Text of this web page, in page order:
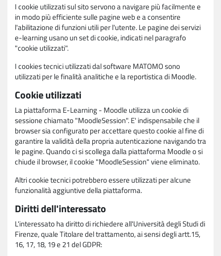
I cookie utilizzati sul sito servono a navigare più facilmente e
in modo più efficiente sulle pagine web e a consentire
l'abilitazione di funzioni utili per l'utente. Le pagine dei servizi
e-learning usano un set di cookie, indicati nel paragrafo
"cookie utilizzati".
I cookies tecnici utilizzati dal software MATOMO sono
utilizzati per le finalità analitiche e la reportistica di Moodle.
Cookie utilizzati
La piattaforma E-Learning - Moodle utilizza un cookie di
sessione chiamato "MoodleSession". E' indispensabile che il
browser sia configurato per accettare questo cookie al fine di
garantire la validità della propria autenticazione navigando tra
le pagine. Quando ci si scollega dalla piattaforma Moodle o si
chiude il browser, il cookie "MoodleSession" viene eliminato.
Altri cookie tecnici potrebbero essere utilizzati per alcune
funzionalità aggiuntive della piattaforma.
Diritti dell'interessato
L'interessato ha diritto di richiedere all'Università degli Studi di
Firenze, quale Titolare del trattamento, ai sensi degli artt.15,
16, 17, 18, 19 e 21 del GDPR: